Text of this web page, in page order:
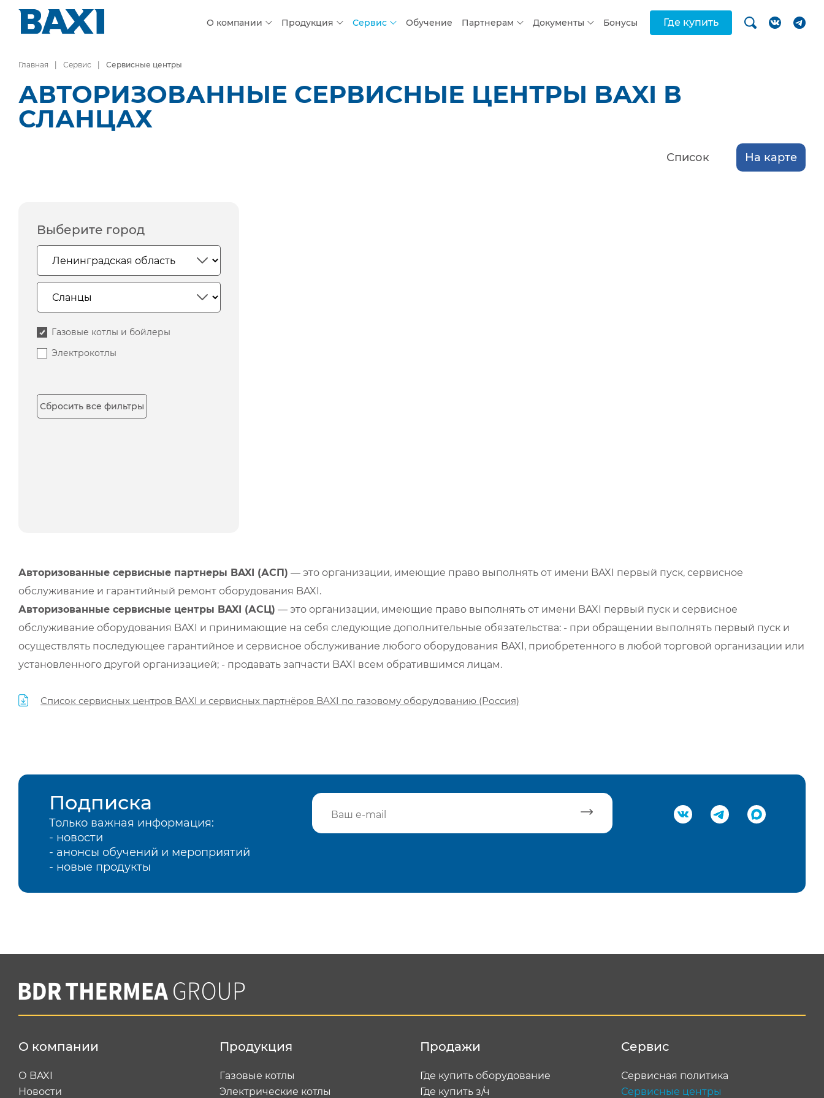
О компании Продукция Сервис Обучение Партнерам Документы Бонусы Где купить
Главная Сервис Сервисные центры
АВТОРИЗОВАННЫЕ СЕРВИСНЫЕ ЦЕНТРЫ BAXI В
СЛАНЦАХ
Список На карте
Выберите город
Газовые котлы и бойлеры
Электрокотлы
Сбросить все фильтры
Авторизованные сервисные партнеры BAXI (АСП) — это организации, имеющие право выполнять от имени BAXI первый пуск, сервисное
обслуживание и гарантийный ремонт оборудования BAXI.
Авторизованные сервисные центры BAXI (АСЦ) — это организации, имеющие право выполнять от имени BAXI первый пуск и сервисное
обслуживание оборудования BAXI и принимающие на себя следующие дополнительные обязательства: - при обращении выполнять первый пуск и
осуществлять последующее гарантийное и сервисное обслуживание любого оборудования BAXI, приобретенного в любой торговой организации или
установленного другой организацией; - продавать запчасти BAXI всем обратившимся лицам.
Список сервисных центров BAXI и сервисных партнёров BAXI по газовому оборудованию (Россия)
Подписка
Только важная информация:
- новости
- анонсы обучений и мероприятий
- новые продукты
О компании
О BAXI
Новости
Продукция
Газовые котлы
Электрические котлы
Продажи
Где купить оборудование
Где купить з/ч
Сервис
Сервисная политика
Сервисные центры